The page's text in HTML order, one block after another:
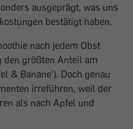
ausgeprägt, was uns
bestätigt haben.
nach jedem Obst
den größten Anteil am
& Banane‘). Doch genau
irreführen, weil der
als nach Apfel und